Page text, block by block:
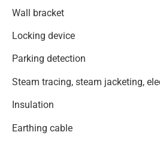
Wall bracket
Locking device
Parking detection
Steam tracing, steam jacketing,
Insulation
Earthing cable